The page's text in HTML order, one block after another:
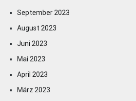
September 2023
August 2023
Juni 2023
Mai 2023
April 2023
März 2023